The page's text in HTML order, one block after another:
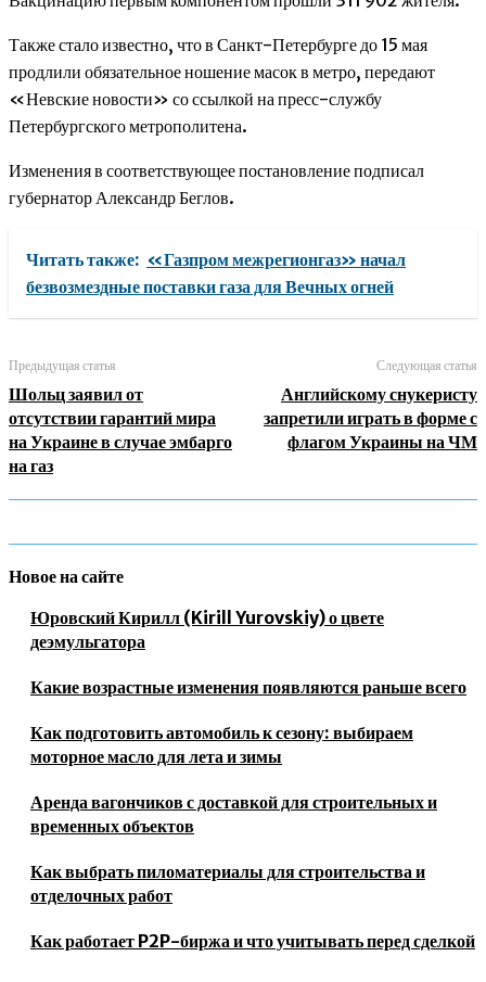
Также стало известно, что в Санкт-Петербурге до 15 мая
продлили обязательное ношение масок в метро, передают
«Невские новости» со ссылкой на пресс-службу
Петербургского метрополитена.
Изменения в соответствующее постановление подписал
губернатор Александр Беглов.
Читать также: «Газпром межрегионгаз» начал
безвозмездные поставки газа для Вечных огней
Предыдущая статья
Шольц заявил от
отсутствии гарантий мира
на Украине в случае эмбарго
на газ
Следующая статья
Английскому снукеристу
запретили играть в форме с
флагом Украины на ЧМ
Новое на сайте
Юровский Кирилл (Kirill Yurovskiy) о цвете
деэмульгатора
Какие возрастные изменения появляются раньше всего
Как подготовить автомобиль к сезону: выбираем
моторное масло для лета и зимы
Аренда вагончиков с доставкой для строительных и
временных объектов
Как выбрать пиломатериалы для строительства и
отделочных работ
Как работает P2P-биржа и что учитывать перед сделкой